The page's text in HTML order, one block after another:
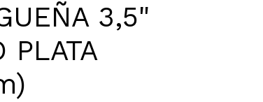
3,5"
PLATA